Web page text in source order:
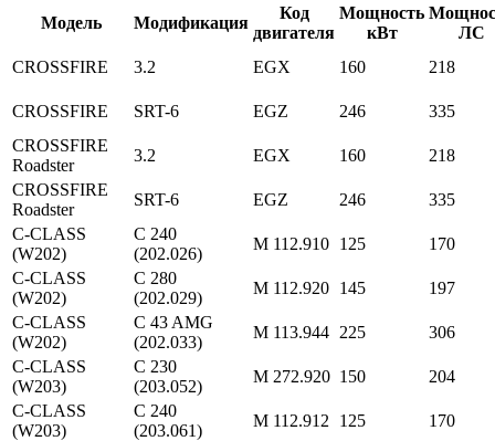
Модель
Модификация
Код
двигателя
Мощность
кВт
ЛС
CROSSFIRE
3.2 EGX 160 218
CROSSFIRE SRT-6 EGZ 246
335
CROSSFIRE
Roadster
3.2 EGX 160
218
CROSSFIRE
Roadster
SRT-6 EGZ 246
335
C-CLASS
(W202)
C 240
(202.026)
M 112.910 125
170
C-CLASS
(W202)
C 280
(202.029)
M 112.920 145
197
C-CLASS
(W202)
C 43 AMG
(202.033)
M 113.944 225
306
C-CLASS
(W203)
C 230
(203.052)
M 272.920 150
204
C-CLASS
(W203)
C 240
(203.061)
M 112.912 125
170